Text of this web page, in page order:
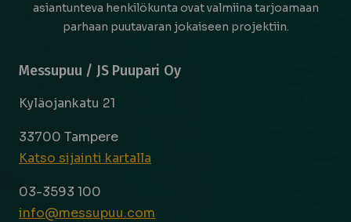
asiantunteva henkilökunta ovat valmiina tarjoamaan
parhaan puutavaran jokaiseen projektiin.
Messupuu / JS Puupari Oy
Kyläojankatu 21
33700 Tampere
Katso sijainti kartalla
03-3593 100
info@messupuu.com